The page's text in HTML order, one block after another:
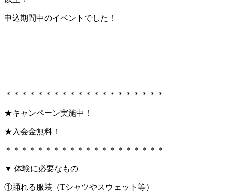
申込期間中のイベントでした！
＊＊＊＊＊＊＊＊＊＊＊＊＊＊＊＊＊＊＊＊
★キャンペーン実施中！
★入会金無料！
＊＊＊＊＊＊＊＊＊＊＊＊＊＊＊＊＊＊＊＊
▼ 体験に必要なもの
①踊れる服装（Tシャツやスウェット等）